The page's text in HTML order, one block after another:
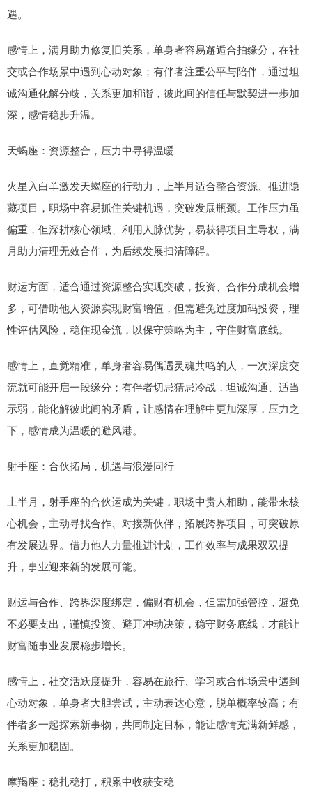
遇。
感情上，满月助力修复旧关系，单身者容易邂逅合拍缘分，在社
交或合作场景中遇到心动对象；有伴者注重公平与陪伴，通过坦
诚沟通化解分歧，关系更加和谐，彼此间的信任与默契进一步加
深，感情稳步升温。
天蝎座：资源整合，压力中寻得温暖
火星入白羊激发天蝎座的行动力，上半月适合整合资源、推进隐
藏项目，职场中容易抓住关键机遇，突破发展瓶颈。工作压力虽
偏重，但深耕核心领域、利用人脉优势，易获得项目主导权，满
月助力清理无效合作，为后续发展扫清障碍。
财运方面，适合通过资源整合实现突破，投资、合作分成机会增
多，可借助他人资源实现财富增值，但需避免过度加码投资，理
性评估风险，稳住现金流，以保守策略为主，守住财富底线。
感情上，直觉精准，单身者容易偶遇灵魂共鸣的人，一次深度交
流就可能开启一段缘分；有伴者切忌猜忌冷战，坦诚沟通、适当
示弱，能化解彼此间的矛盾，让感情在理解中更加深厚，压力之
下，感情成为温暖的避风港。
射手座：合伙拓局，机遇与浪漫同行
上半月，射手座的合伙运成为关键，职场中贵人相助，能带来核
心机会，主动寻找合作、对接新伙伴，拓展跨界项目，可突破原
有发展边界。借力他人力量推进计划，工作效率与成果双双提
升，事业迎来新的发展可能。
财运与合作、跨界深度绑定，偏财有机会，但需加强管控，避免
不必要支出，谨慎投资、避开冲动决策，稳守财务底线，才能让
财富随事业发展稳步增长。
感情上，社交活跃度提升，容易在旅行、学习或合作场景中遇到
心动对象，单身者大胆尝试，主动表达心意，脱单概率较高；有
伴者多一起探索新事物，共同制定目标，能让感情充满新鲜感，
关系更加稳固。
摩羯座：稳扎稳打，积累中收获安稳